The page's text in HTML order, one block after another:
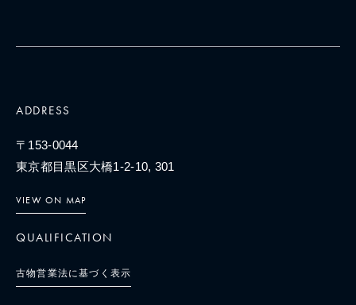
ADDRESS
〒153-0044
東京都目黒区大橋1-2-10, 301
VIEW ON MAP
QUALIFICATION
古物営業法に基づく表示